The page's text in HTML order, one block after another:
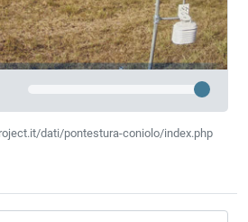
dati/pontestura-coniolo/index.php